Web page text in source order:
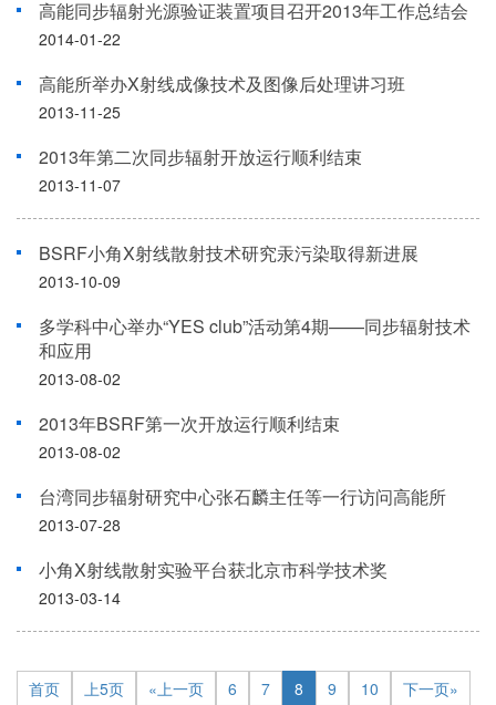
高能同步辐射光源验证装置项目召开2013年工作总结会
2014-01-22
高能所举办X射线成像技术及图像后处理讲习班
2013-11-25
2013年第二次同步辐射开放运行顺利结束
2013-11-07
BSRF小角X射线散射技术研究汞污染取得新进展
2013-10-09
多学科中心举办“YES club”活动第4期——同步辐射技术
和应用
2013-08-02
2013年BSRF第一次开放运行顺利结束
2013-08-02
台湾同步辐射研究中心张石麟主任等一行访问高能所
2013-07-28
小角X射线散射实验平台获北京市科学技术奖
2013-03-14
首页 上5页 «上一页 6 7 8 9 10
下一页»